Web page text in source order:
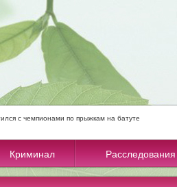
с чемпионами по прыжкам на батуте
Криминал Расследования